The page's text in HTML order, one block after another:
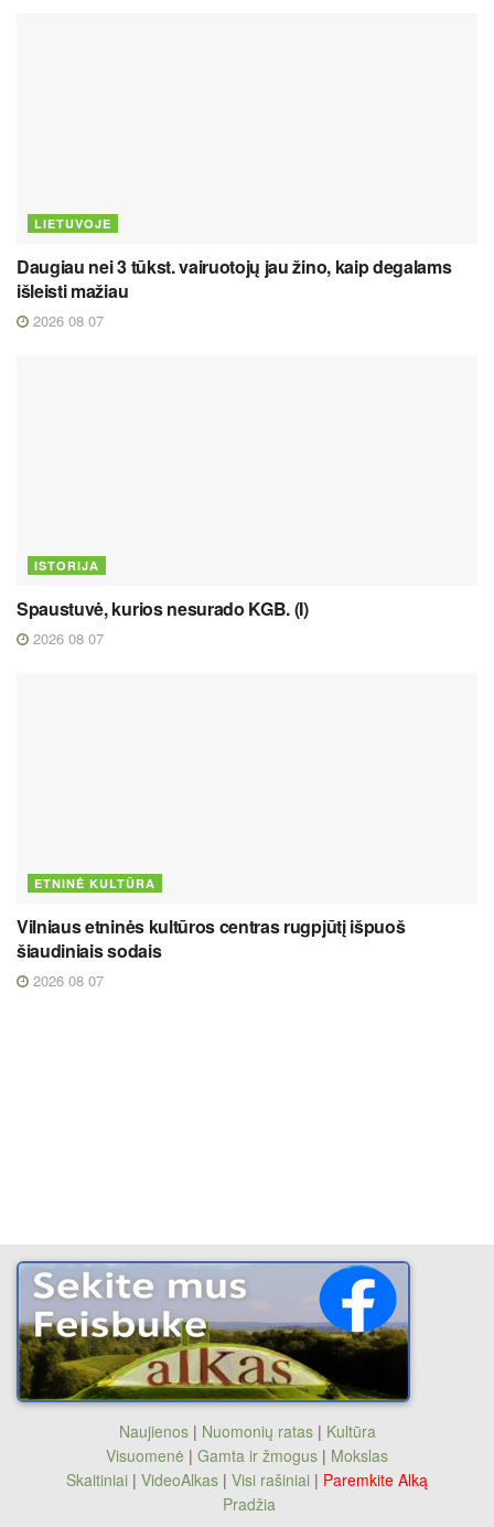
LIETUVOJE
Daugiau nei 3 tūkst. vairuotojų jau žino, kaip degalams
išleisti mažiau
2026 08 07
ISTORIJA
Spaustuvė, kurios nesurado KGB. (I)
2026 08 07
ETNINĖ KULTŪRA
Vilniaus etninės kultūros centras rugpjūtį išpuoš
šiaudiniais sodais
2026 08 07
Naujienos| Nuomonių ratas| Kultūra
Visuomenė | Gamta ir žmogus | Mokslas
Skaitiniai | VideoAlkas | Visi rašiniai | Paremkite Alką
Pradžia